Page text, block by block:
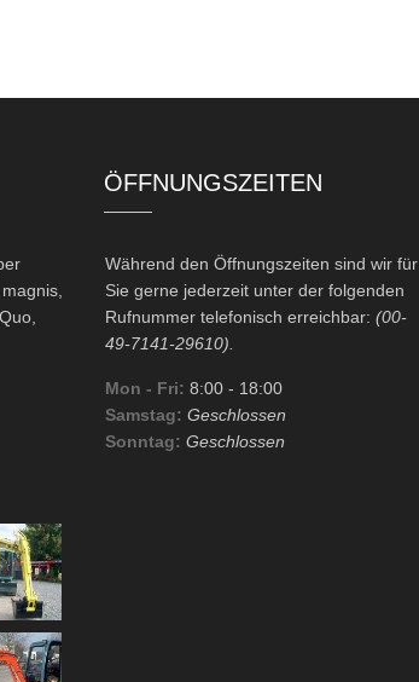
ÖFFNUNGSZEITEN
Während den Öffnungszeiten sind wir für
Sie gerne jederzeit unter der folgenden
Rufnummer telefonisch erreichbar: (00-
49-7141-29610).
Mon - Fri: 8:00 - 18:00
Samstag: Geschlossen
Sonntag: Geschlossen